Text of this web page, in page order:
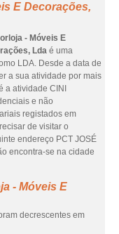
E Decorações,
- Móveis E
Lda é uma
LDA. Desde a data de
a sua atividade por mais
a atividade CINI
e não
registados em
de visitar o
endereço PCT JOSÉ
encontra-se na cidade
- Móveis E
decrescentes em